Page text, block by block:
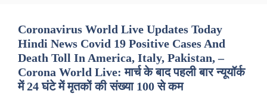
Coronavirus World Live Updates Today
Hindi News Covid 19 Positive Cases And
Death Toll In America, Italy, Pakistan, –
Corona World Live: मार्च के बाद पहली बार न्यूयॉर्क
में 24 घंटे में मृतकों की संख्या 100 से कम